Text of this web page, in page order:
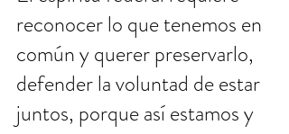
reconocer lo que tenemos en
común y querer preservarlo,
defender la voluntad de estar
juntos, porque así estamos y